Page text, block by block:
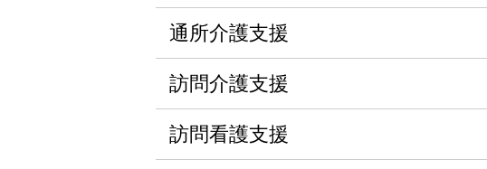
通所介護支援
訪問介護支援
訪問看護支援